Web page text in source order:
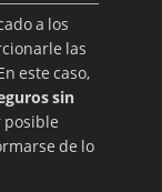
a los
las
este caso,
sin
de lo